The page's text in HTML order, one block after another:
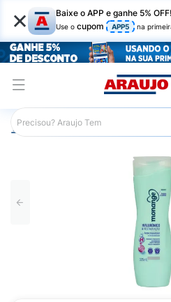
× Baixe o APP e ganhe 5% OFF!
Use o cupom APP5 na
Araujo Cabelo